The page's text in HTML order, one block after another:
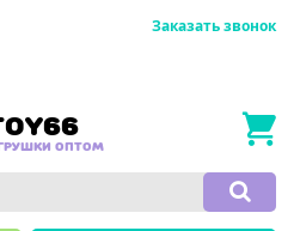
Заказать звонок
ОПТОМ